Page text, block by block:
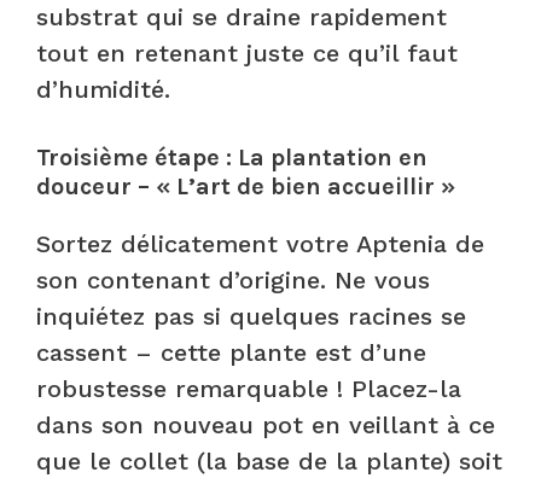
substrat qui se draine rapidement
tout en retenant juste ce qu’il faut
d’humidité.
Troisième étape : La plantation en
douceur – « L’art de bien accueillir »
Sortez délicatement votre Aptenia de
son contenant d’origine. Ne vous
inquiétez pas si quelques racines se
cassent – cette plante est d’une
robustesse remarquable ! Placez-la
dans son nouveau pot en veillant à ce
que le collet (la base de la plante) soit